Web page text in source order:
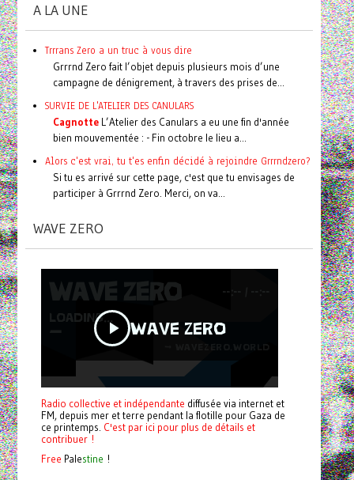
A LA UNE
Trrrans Zero a un truc à vous dire
Grrrnd Zero fait l’objet depuis plusieurs mois d’une
campagne de dénigrement, à travers des prises de...
SURVIE DE L'ATELIER DES CANULARS
CagnotteL’Atelier des Canulars a eu une fin d'année
bien mouvementée : - Fin octobre le lieu a...
Alors c'est vrai, tu t'es enfin décidé à rejoindre Grrrndzero?
Si tu es arrivé sur cette page, c'est que tu envisages de
participer à Grrrnd Zero. Merci, on va...
WAVE ZERO
Radio collective et indépendante diffusée via internet et
FM, depuis mer et terre pendant la flotille pour Gaza de
ce printemps. C'est par ici pour plus de détails et
contribuer !
Free Palestine !